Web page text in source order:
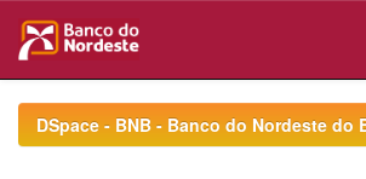
navigationDSpace - BNB - Banco do Nordeste do